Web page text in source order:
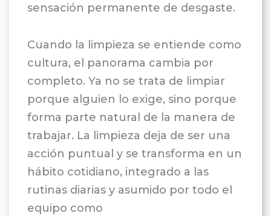
sensación permanente de desgaste.
Cuando la limpieza se entiende como
cultura, el panorama cambia por
completo. Ya no se trata de limpiar
porque alguien lo exige, sino porque
forma parte natural de la manera de
trabajar. La limpieza deja de ser una
acción puntual y se transforma en un
hábito cotidiano, integrado a las
rutinas diarias y asumido por todo el
equipo como